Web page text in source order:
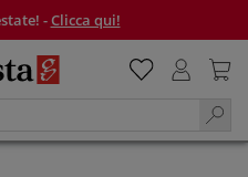
-Clicca qui!